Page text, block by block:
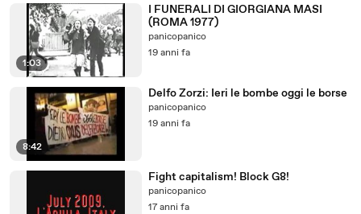
1:03
I FUNERALI DI GIORGIANA MASI
(ROMA 1977)
panicopanico
19 anni fa
8:42
Delfo Zorzi: Ieri le bombe oggi le borse
panicopanico
19 anni fa
Fight capitalism! Block G8!
panicopanico
17 anni fa